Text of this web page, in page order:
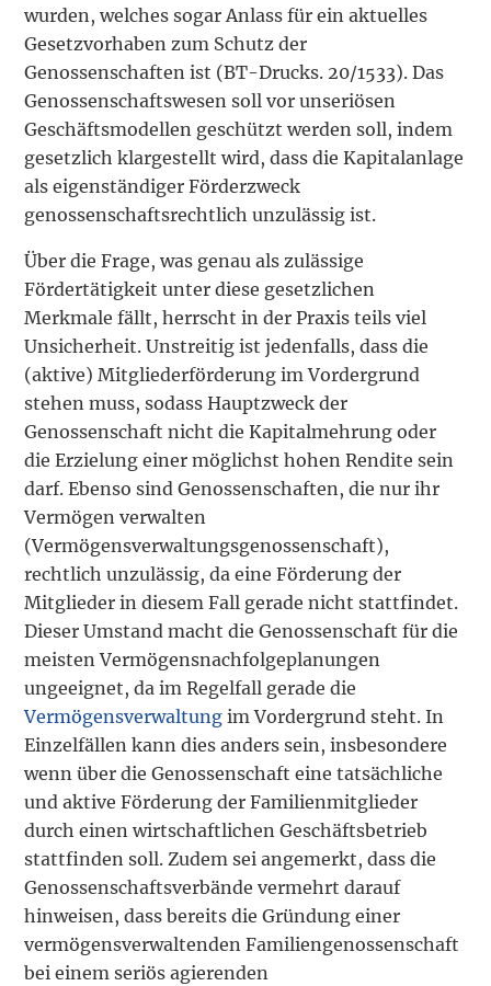
wurden, welches sogar Anlass für ein aktuelles
Gesetzvorhaben zum Schutz der
Genossenschaften ist (BT-Drucks. 20/1533). Das
Genossenschaftswesen soll vor unseriösen
Geschäftsmodellen geschützt werden soll, indem
gesetzlich klargestellt wird, dass die Kapitalanlage
als eigenständiger Förderzweck
genossenschaftsrechtlich unzulässig ist.
Über die Frage, was genau als zulässige
Fördertätigkeit unter diese gesetzlichen
Merkmale fällt, herrscht in der Praxis teils viel
Unsicherheit. Unstreitig ist jedenfalls, dass die
(aktive) Mitgliederförderung im Vordergrund
stehen muss, sodass Hauptzweck der
Genossenschaft nicht die Kapitalmehrung oder
die Erzielung einer möglichst hohen Rendite sein
darf. Ebenso sind Genossenschaften, die nur ihr
Vermögen verwalten
(Vermögensverwaltungsgenossenschaft),
rechtlich unzulässig, da eine Förderung der
Mitglieder in diesem Fall gerade nicht stattfindet.
Dieser Umstand macht die Genossenschaft für die
meisten Vermögensnachfolgeplanungen
ungeeignet, da im Regelfall gerade die
Vermögensverwaltung im Vordergrund steht. In
Einzelfällen kann dies anders sein, insbesondere
wenn über die Genossenschaft eine tatsächliche
und aktive Förderung der Familienmitglieder
durch einen wirtschaftlichen Geschäftsbetrieb
stattfinden soll. Zudem sei angemerkt, dass die
Genossenschaftsverbände vermehrt darauf
hinweisen, dass bereits die Gründung einer
vermögensverwaltenden Familiengenossenschaft
bei einem seriös agierenden